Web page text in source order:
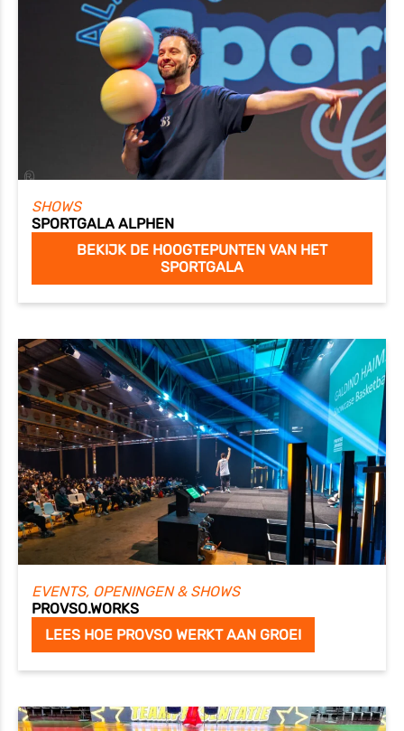
SHOWS
SPORTGALA ALPHEN
BEKIJK DE HOOGTEPUNTEN VAN HET
SPORTGALA
EVENTS, OPENINGEN & SHOWS
PROVSO.WORKS
LEES HOE PROVSO WERKT AAN GROEI